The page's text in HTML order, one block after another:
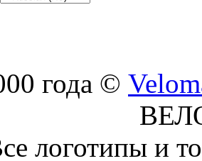
года ©
логотипы и